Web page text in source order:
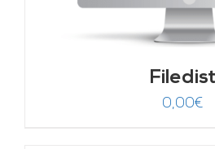
Filedist
0,00€